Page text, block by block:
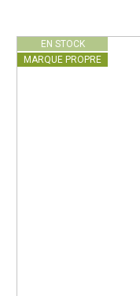
EN STOCK
MARQUE PROPRE